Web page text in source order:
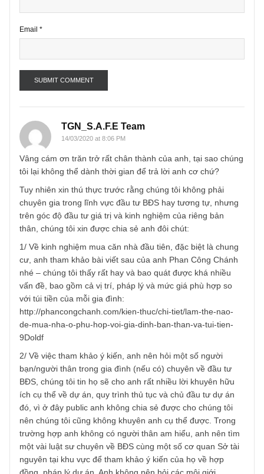
Name*
Email*
TGN_S.A.F.E Team
14/03/2020 at 8:06 PM
Vâng cám ơn trăn trở rất chân thành của anh, tại sao
tôi lại không thể dành thời gian để trả lời anh cơ chứ?
Tuy nhiên xin thú thực trước rằng chúng tôi không phải
chuyên gia trong lĩnh vực đầu tư BĐS hay tương tự,
trên góc độ đầu tư giá trị và kinh nghiệm của riêng bản
1/ Về kinh nghiệm mua căn nhà đầu tiên, đặc biệt là
cư, anh tham khảo bài viết sau của anh Phan Công
nhé – chúng tôi thấy rất hay và bao quát được khá nhiều
vấn đề, bao gồm cả vị trí, pháp lý và mức giá phù hợp so
với túi tiền của mỗi gia đình:
http://phancongchanh.com/kien-thuc/chi-tiet/lam-the-nao-
de-mua-nha-o-phu-hop-voi-gia-dinh-ban-than-va-tui-tien-
9Doldf